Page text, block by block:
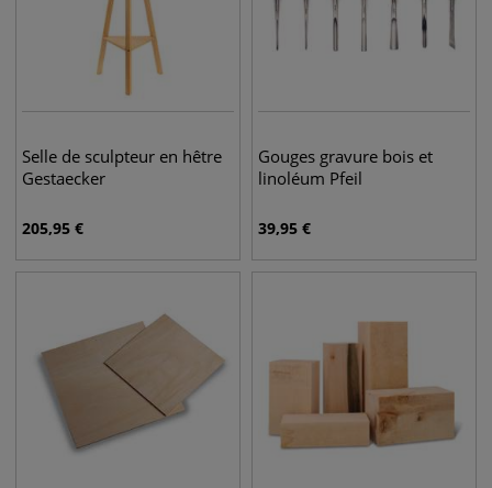
Selle de sculpteur en hêtre
Gestaecker
205,95 €
Gouges gravure bois et
linoléum Pfeil
39,95 €